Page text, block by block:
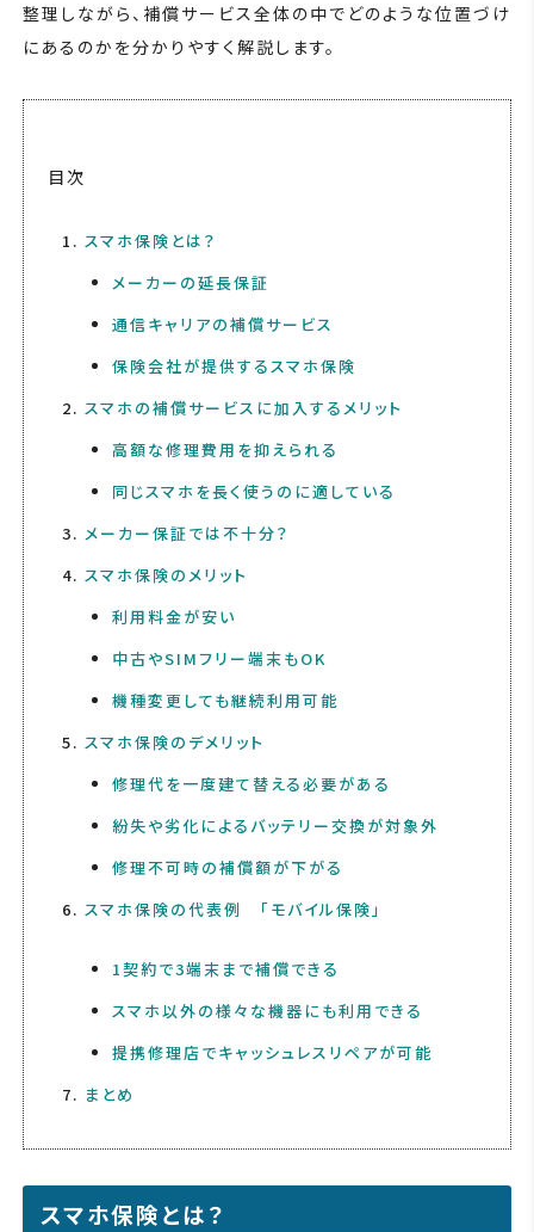
整理しながら、補償サービス全体の中でどのような位置づけ
にあるのかを分かりやすく解説します。
目次
スマホ保険とは？
メーカーの延長保証
通信キャリアの補償サービス
保険会社が提供するスマホ保険
スマホの補償サービスに加入するメリット
高額な修理費用を抑えられる
同じスマホを長く使うのに適している
メーカー保証では不十分？
スマホ保険のメリット
利用料金が安い
中古やSIMフリー端末もOK
機種変更しても継続利用可能
スマホ保険のデメリット
修理代を一度建て替える必要がある
紛失や劣化によるバッテリー交換が対象外
修理不可時の補償額が下がる
スマホ保険の代表例 「モバイル保険」
1契約で3端末まで補償できる
スマホ以外の様々な機器にも利用できる
提携修理店でキャッシュレスリペアが可能
まとめ
スマホ保険とは？